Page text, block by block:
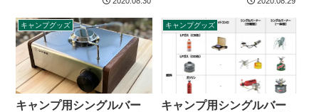
キャンプグッズ
キャンプ用シングルバー
キャンプグッズ
キャンプ用シングルバー